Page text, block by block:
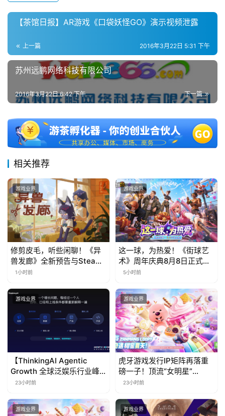
【茶馆日报】AR游戏《口袋妖怪GO》演示视频泄露
上一篇 2016年3月22日 5:31 下午
苏州远鹏网络科技有限公司
下一篇
2016年3月22日 6:42 下午
相关推荐
游戏业界
修剪皮毛，听些闲聊！《异
兽发廊》全新预告与Steam
免费试玩公开
1小时前
游戏业界
这一球，为热爱！《街球艺
术》周年庆典8月8日正式上
线，多重福利与全新内容同
5小时前
游戏业界
【ThinkingAI Agentic
Growth 全球泛娱乐行业峰
会】Agent 时代，人到底负
23小时前
游戏业界
虎牙游戏发行IP矩阵再落重
磅一子！顶流“女明星”
ZANMANG LOOPY 正版3D
曝光
23小时前
游戏业界 游戏业界